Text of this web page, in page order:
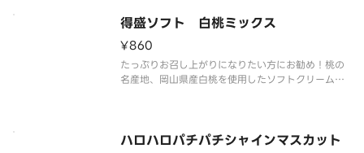
得盛ソフト 白桃ミックス
¥860
たっぷりお召し上がりになりたい方にお勧め！桃の
名産地、岡山県産白桃を使用したソフトクリームで
ハロハロパチパチシャインマスカット